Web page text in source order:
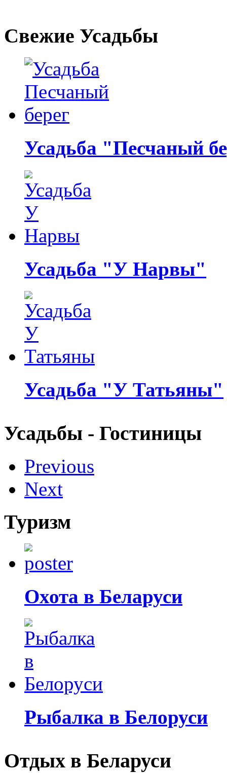
Свежие Усадьбы
Усадьба "Песчаный
Усадьба "У Нарвы"
Усадьба "У Татьяны"
Усадьбы - Гостиницы
Previous
Next
Туризм
Охота в Беларуси
Рыбалка в Белоруси
Отдых в Беларуси